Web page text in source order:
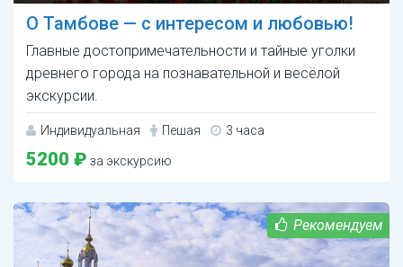
О Тамбове — с интересом и любовью!
Главные достопримечательности и тайные уголки
древнего города на познавательной и весёлой
экскурсии.
Индивидуальная Пешая 3 часа
5200 ₽ за экскурсию